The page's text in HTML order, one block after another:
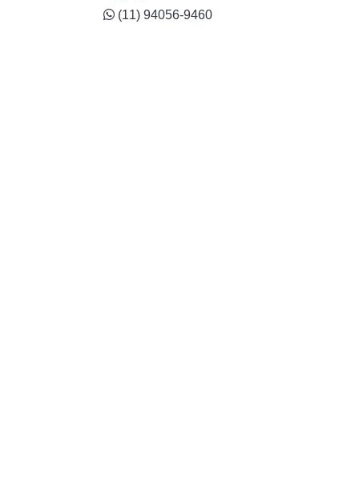
Limpeza de Tártaro para Cães
Cachorro
(11) 94056-9460